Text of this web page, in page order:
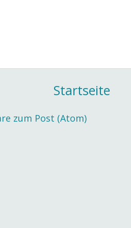
Startseite
zum Post (Atom)